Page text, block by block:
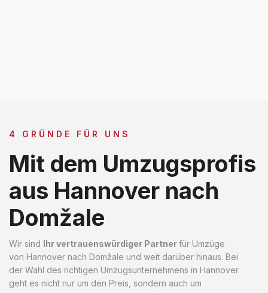
4 GRÜNDE FÜR UNS
Mit dem Umzugsprofis
aus Hannover nach
Domžale
Wir sind Ihr vertrauenswürdiger Partnerfür Umzüge
von Hannover nach Domžale und weit darüber hinaus. Bei
der Wahl des richtigen Umzugsunternehmens in Hannover
geht es nicht nur um den Preis, sondern auch um